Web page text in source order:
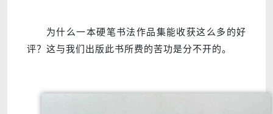
为什么一本硬笔书法作品集能收获这么多的好
评？这与我们出版此书所费的苦功是分不开的。